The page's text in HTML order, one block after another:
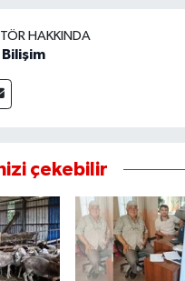
HAKKINDA
Bilişim
çekebilir